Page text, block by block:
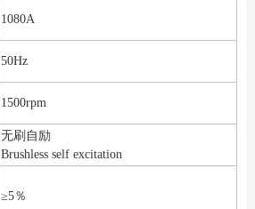
1080A
50Hz
1500rpm
无刷自励
Brushless self excitation
≥5％